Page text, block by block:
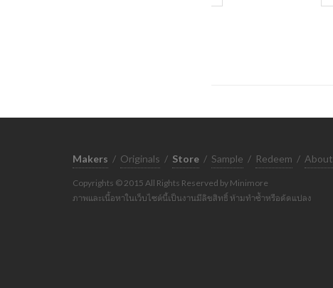
Makers / Originals / Store / Sample / Redeem / About
Copyrights © 2015 All Rights Reserved by Minimore
ภาพและเนื้อหาในเว็บไซต์นี้เป็นงานมีลิขสิทธิ์ ห้ามทำซ้ำหรือดัดแปลง